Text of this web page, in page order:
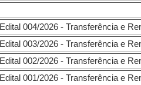
Edital 004/2026 - Transferência e
Edital 003/2026 - Transferência e
Edital 002/2026 - Transferência e
Edital 001/2026 - Transferência e